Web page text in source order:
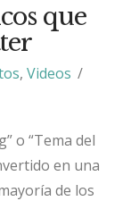
que
, Videos
o “Tema del
en una
de los